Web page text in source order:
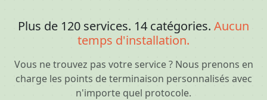
Plus de 120 services. 14 catégories. Aucun
temps d'installation.
Vous ne trouvez pas votre service ? Nous prenons en
charge les points de terminaison personnalisés avec
n'importe quel protocole.